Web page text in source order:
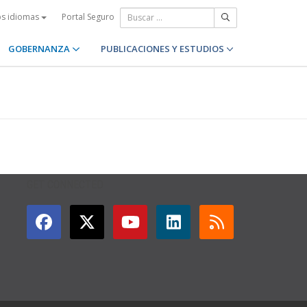
idiomas Portal Seguro
GOBERNANZA PUBLICACIONES Y ESTUDIOS